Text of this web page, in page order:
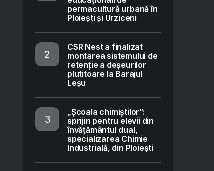
permacultură urbană în
Ploiești și Urziceni
CSR Nest a finalizat
montarea sistemului de
retenție a deșeurilor
plutitoare la Barajul
Leșu
„Școala chimiștilor”:
sprijin pentru elevii din
învățământul dual,
specializarea Chimie
Industrială, din Ploiești